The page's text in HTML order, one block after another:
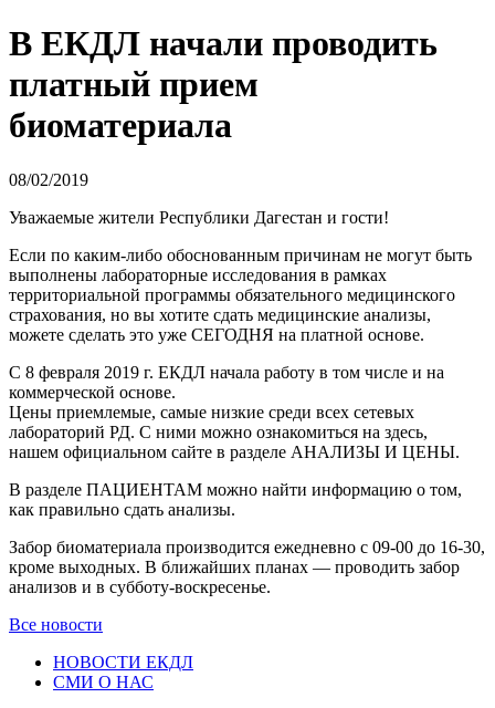
В ЕКДЛ начали проводить
платный прием
биоматериала
08/02/2019
Уважаемые жители Республики Дагестан и гости!
Если по каким-либо обоснованным причинам не могут быть
выполнены лабораторные исследования в рамках
территориальной программы обязательного медицинского
страхования, но вы хотите сдать медицинские анализы,
можете сделать это уже СЕГОДНЯ на платной основе.
С 8 февраля 2019 г. ЕКДЛ начала работу в том числе и на
коммерческой основе.
Цены приемлемые, самые низкие среди всех сетевых
лабораторий РД. С ними можно ознакомиться на здесь,
нашем официальном сайте в разделе АНАЛИЗЫ И ЦЕНЫ.
В разделе ПАЦИЕНТАМ можно найти информацию о том,
как правильно сдать анализы.
Забор биоматериала производится ежедневно с 09-00 до 16-30,
кроме выходных. В ближайших планах — проводить забор
анализов и в субботу-воскресенье.
Все новости
НОВОСТИ ЕКДЛ
СМИ О НАС